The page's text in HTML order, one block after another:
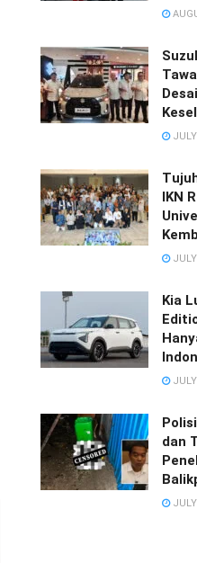
IKN
Kia
dan